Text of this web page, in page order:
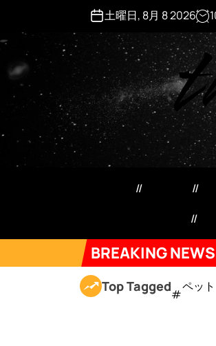
i
n
土曜日, 8月 8 2026
BREAKING NEWS
ネコにドッキリ仕掛けた結果
Top Tagged ペット